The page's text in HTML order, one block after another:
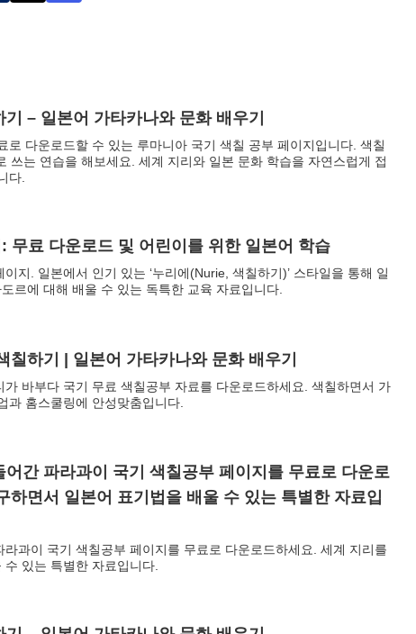
– 일본어 가타카나와 문화 배우기
로 다운로드할 수 있는 루마니아 국기 색칠 공부 페이지입니다. 색칠
쓰는 연습을 해보세요. 세계 지리와 일본 문화 학습을 자연스럽게 접
다.
무료 다운로드 및 어린이를 위한 일본어 학습
지. 일본에서 인기 있는 ‘누리에(Nurie, 색칠하기)’ 스타일을 통해 일
르에 대해 배울 수 있는 독특한 교육 자료입니다.
칠하기 | 일본어 가타카나와 문화 배우기
바부다 국기 무료 색칠공부 자료를 다운로드하세요. 색칠하면서 가
과 홈스쿨링에 안성맞춤입니다.
간 파라과이 국기 색칠공부 페이지를 무료로 다운로
하면서 일본어 표기법을 배울 수 있는 특별한 자료입
과이 국기 색칠공부 페이지를 무료로 다운로드하세요. 세계 지리를
있는 특별한 자료입니다.